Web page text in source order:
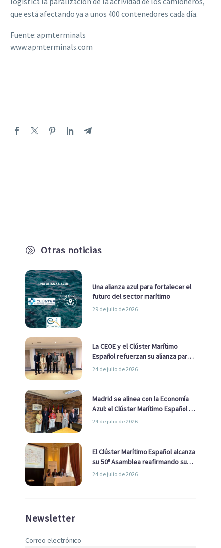
A Otras noticias
Una alianza azul para fortalecer el
futuro del sector marítimo
29 de julio de 2026
La CEOE y el Clúster Marítimo
Español refuerzan su alianza para
impulsar una estrategia Nacional
24 de julio de 2026
Madrid se alinea con la Economía
Azul: el Clúster Marítimo Español y
la Real Liga Naval avanzan alianzas
24 de julio de 2026
El Clúster Marítimo Español alcanza
su 50ª Asamblea reafirmando su
liderazgo en la Economía Azul
24 de julio de 2026
Newsletter
Correo electrónico
que está afectando ya a unos 400 contenedores cada día.
Fuente: apmterminals
www.apmterminals.com